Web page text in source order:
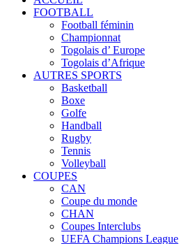
FOOTBALL
Football féminin
Championnat
Togolais d’ Europe
Togolais d’Afrique
AUTRES SPORTS
Basketball
Boxe
Golfe
Handball
Rugby
Tennis
Volleyball
COUPES
CAN
Coupe du monde
CHAN
Coupes Interclubs
UEFA Champions League